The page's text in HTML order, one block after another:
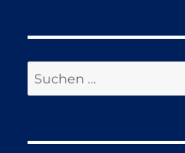
Suchen
nach: